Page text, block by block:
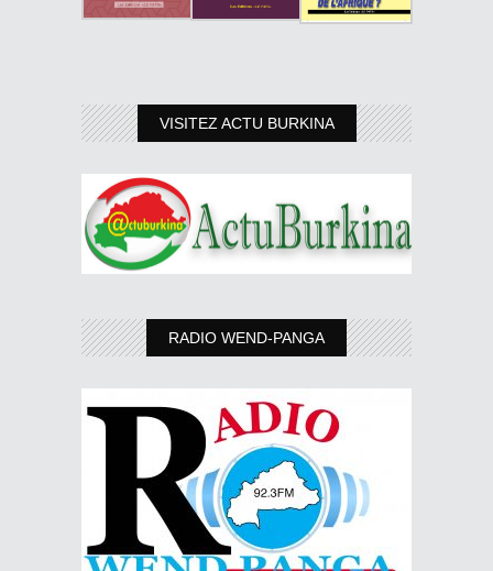
VISITEZ ACTU BURKINA
RADIO WEND-PANGA